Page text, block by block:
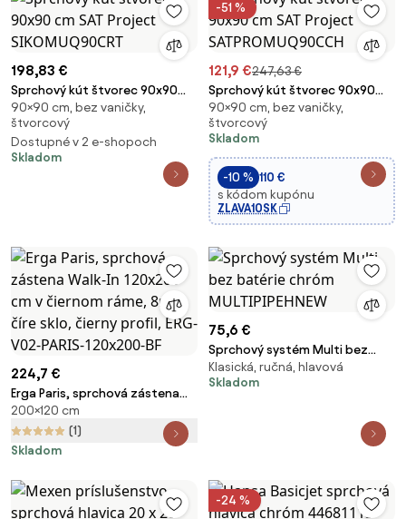
198,83 €
Sprchový kút štvorec 90x90
cm SAT Project SIKOMUQ90CRT
90×90 cm, bez vaničky,
štvorcový
Dostupné v 2 e-shopoch
Skladom
-51 %
121,9 €247,63 €
Sprchový kút štvorec 90x90
cm SAT Project
SATPROMUQ90CCH
90×90 cm, bez vaničky,
štvorcový
Skladom
-10 % 110 €
s kódom kupónu
ZLAVA10SK
224,7 €
Erga Paris, sprchová zástena
Walk-In 120x200 cm v čiernom
ráme, 8mm číre sklo, čierny
profil, ERG-V02-PARIS-120x200-
200×120 cm
(1)
Skladom
75,6 €
Sprchový systém Multi bez
batérie chróm MULTIPIPEHNEW
Klasická, ručná, hlavová
Skladom
-24 %